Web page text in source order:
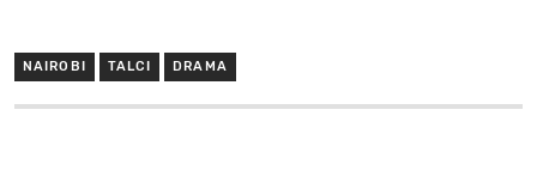
NAIROBI TALCI DRAMA